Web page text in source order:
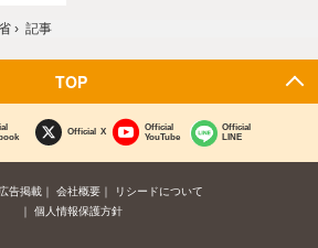
› 記事
TOP
Official X
Official
YouTube
Official
LINE
広告掲載 会社概要
リシードについて
個人情報保護方針